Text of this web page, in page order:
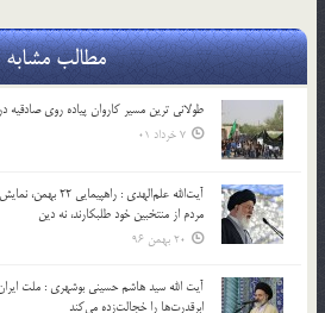
مطالب مشابه
طولانی ترین مسیر کاروان پیاده روی صادقیه
7 خرداد 01
آیت‌الله علم‌الهدی :
مردم از منتخبین خود طلبکارند، نه دین
20 بهمن 96
ابرقدرت‌ها را خجالت‌زده می‌کند